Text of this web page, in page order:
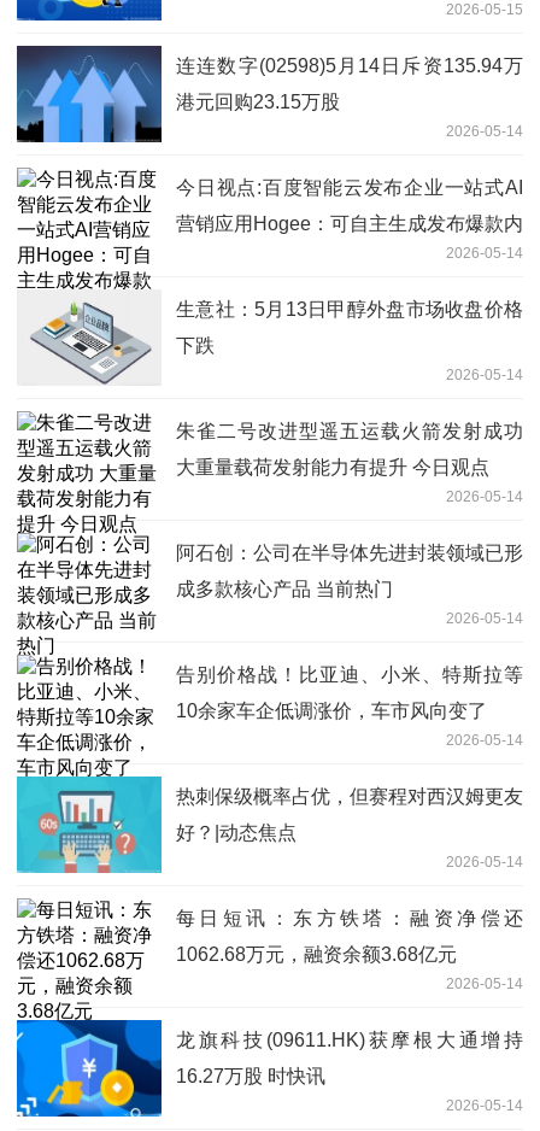
2026-05-15
连连数字(02598)5月14日斥资135.94万
港元回购23.15万股
2026-05-14
今日视点:百度智能云发布企业一站式AI
营销应用Hogee：可自主生成发布爆款内
2026-05-14
生意社：5月13日甲醇外盘市场收盘价格
下跌
2026-05-14
朱雀二号改进型遥五运载火箭发射成功
大重量载荷发射能力有提升 今日观点
2026-05-14
阿石创：公司在半导体先进封装领域已形
成多款核心产品 当前热门
2026-05-14
告别价格战！比亚迪、小米、特斯拉等
10余家车企低调涨价，车市风向变了
2026-05-14
热刺保级概率占优，但赛程对西汉姆更友
好？|动态焦点
2026-05-14
每日短讯：东方铁塔：融资净偿还
1062.68万元，融资余额3.68亿元
2026-05-14
龙旗科技(09611.HK)获摩根大通增持
16.27万股 时快讯
2026-05-14